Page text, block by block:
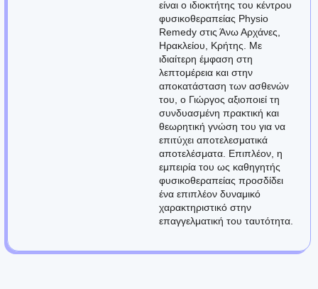
είναι ο ιδιοκτήτης του κέντρου
φυσικοθεραπείας Physio
Remedy στις Άνω Αρχάνες,
Ηρακλείου, Κρήτης. Με
ιδιαίτερη έμφαση στη
λεπτομέρεια και στην
αποκατάσταση των ασθενών
του, ο Γιώργος αξιοποιεί τη
συνδυασμένη πρακτική και
θεωρητική γνώση του για να
επιτύχει αποτελεσματικά
αποτελέσματα. Επιπλέον, η
εμπειρία του ως καθηγητής
φυσικοθεραπείας προσδίδει
ένα επιπλέον δυναμικό
χαρακτηριστικό στην
επαγγελματική του ταυτότητα.